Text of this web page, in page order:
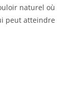
naturel où
peut atteindre